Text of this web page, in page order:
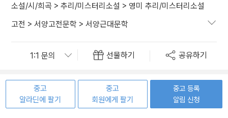
소설/시/희곡 > 추리/미스터리소설 > 영미 추리/미스터리소설
고전 > 서양고전문학 > 서양근대문학
선물하기 공유하기
중고
알라딘에 팔기
중고
회원에게 팔기
중고 등록
알림 신청